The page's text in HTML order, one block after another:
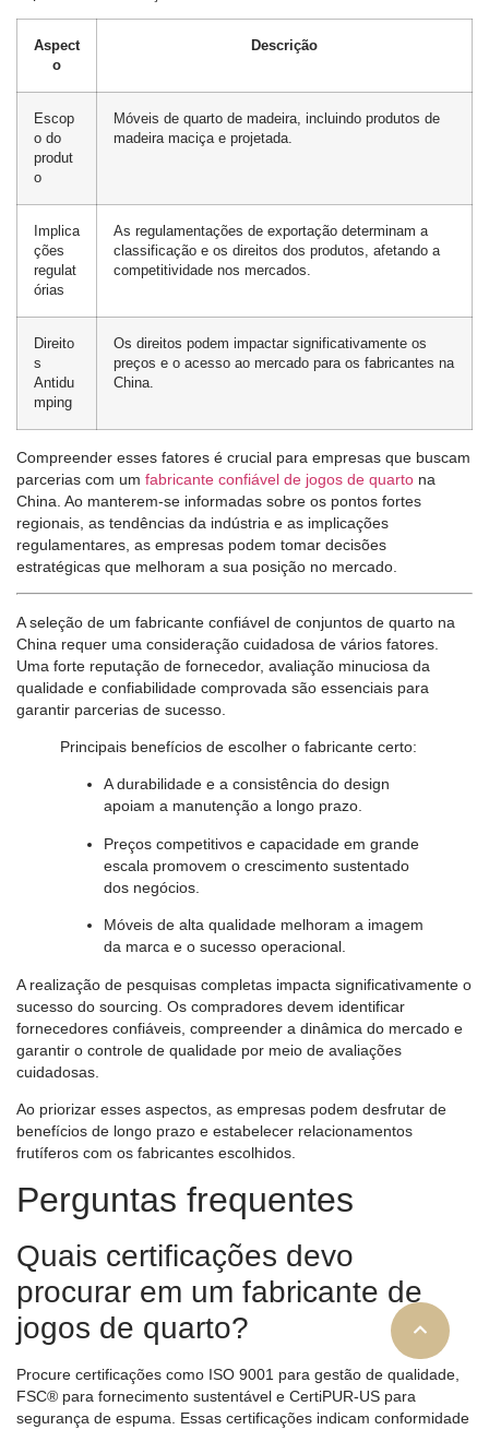
Aspect
o
Descrição
Escop
o do
produt
o
Móveis de quarto de madeira, incluindo produtos de
madeira maciça e projetada.
Implica
ções
regulat
órias
As regulamentações de exportação determinam a
classificação e os direitos dos produtos, afetando a
competitividade nos mercados.
Direito
s
Antidu
mping
Os direitos podem impactar significativamente os
preços e o acesso ao mercado para os fabricantes na
China.
Compreender esses fatores é crucial para empresas que buscam
parcerias com um fabricante confiável de jogos de quarto na
China. Ao manterem-se informadas sobre os pontos fortes
regionais, as tendências da indústria e as implicações
regulamentares, as empresas podem tomar decisões
estratégicas que melhoram a sua posição no mercado.
A seleção de um fabricante confiável de conjuntos de quarto na
China requer uma consideração cuidadosa de vários fatores.
Uma forte reputação de fornecedor, avaliação minuciosa da
qualidade e confiabilidade comprovada são essenciais para
garantir parcerias de sucesso.
Principais benefícios de escolher o fabricante certo:
A durabilidade e a consistência do design
apoiam a manutenção a longo prazo.
Preços competitivos e capacidade em grande
escala promovem o crescimento sustentado
dos negócios.
Móveis de alta qualidade melhoram a imagem
da marca e o sucesso operacional.
A realização de pesquisas completas impacta significativamente o
sucesso do sourcing. Os compradores devem identificar
fornecedores confiáveis, compreender a dinâmica do mercado e
garantir o controle de qualidade por meio de avaliações
cuidadosas.
Ao priorizar esses aspectos, as empresas podem desfrutar de
benefícios de longo prazo e estabelecer relacionamentos
frutíferos com os fabricantes escolhidos.
Perguntas frequentes
Quais certificações devo
procurar em um fabricante de
jogos de quarto?
Procure certificações como ISO 9001 para gestão de qualidade,
FSC® para fornecimento sustentável e CertiPUR-US para
segurança de espuma. Essas certificações indicam conformidade